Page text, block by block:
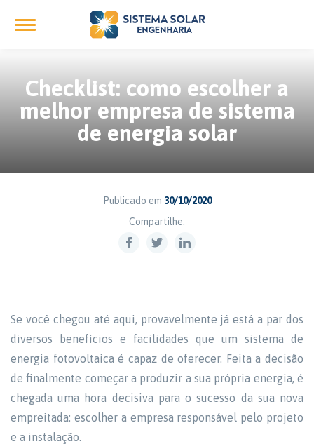
Checklist: como escolher a
melhor empresa de sistema
de energia solar
Publicado em 30/10/2020
Compartilhe:
Se você chegou até aqui, provavelmente já está a par dos
diversos benefícios e facilidades que um sistema de
energia fotovoltaica é capaz de oferecer. Feita a decisão
de finalmente começar a produzir a sua própria energia, é
chegada uma hora decisiva para o sucesso da sua nova
empreitada: escolher a empresa responsável pelo projeto
e a instalação.